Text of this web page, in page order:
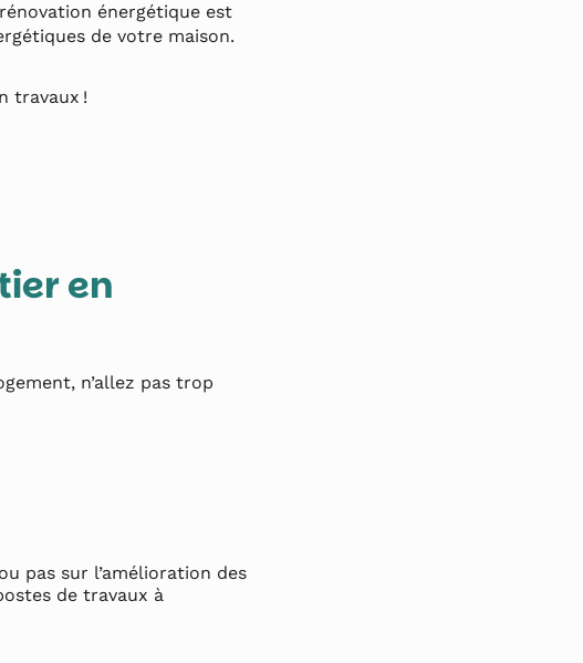
énergétique est
de votre maison.
travaux !
en
n’allez pas trop
pas sur l’amélioration des
de travaux à